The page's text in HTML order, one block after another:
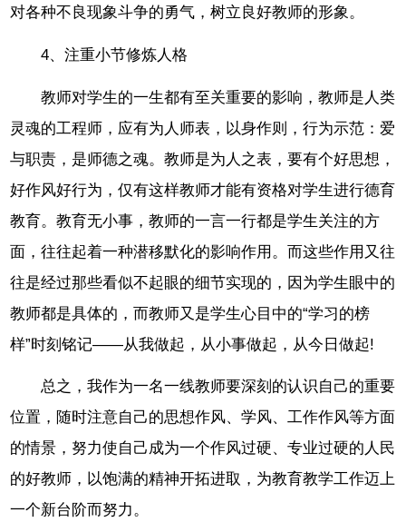
对各种不良现象斗争的勇气，树立良好教师的形象。
4、注重小节修炼人格
教师对学生的一生都有至关重要的影响，教师是人类
灵魂的工程师，应有为人师表，以身作则，行为示范：爱
与职责，是师德之魂。教师是为人之表，要有个好思想，
好作风好行为，仅有这样教师才能有资格对学生进行德育
教育。教育无小事，教师的一言一行都是学生关注的方
面，往往起着一种潜移默化的影响作用。而这些作用又往
往是经过那些看似不起眼的细节实现的，因为学生眼中的
教师都是具体的，而教师又是学生心目中的“学习的榜
样”时刻铭记——从我做起，从小事做起，从今日做起!
总之，我作为一名一线教师要深刻的认识自己的重要
位置，随时注意自己的思想作风、学风、工作作风等方面
的情景，努力使自己成为一个作风过硬、专业过硬的人民
的好教师，以饱满的精神开拓进取，为教育教学工作迈上
一个新台阶而努力。